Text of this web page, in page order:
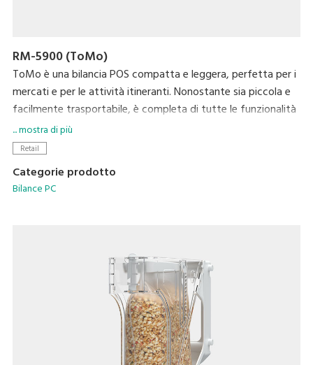
RM-5900 (ToMo)
ToMo è una bilancia POS compatta e leggera, perfetta per i
mercati e per le attività itineranti. Nonostante sia piccola e
facilmente trasportabile, è completa di tutte le funzionalità
di una bilancia POS ed è semplicissima da utilizzare, offrendo
anche le possibilità di sfruttare i pagamenti da mobile
tre colori per adattarsi al meglio allo spazio di vendita.
... mostra di più
Retail
Categorie prodotto
Bilance PC